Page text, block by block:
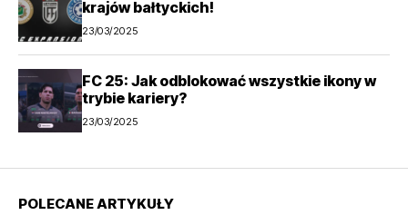
krajów bałtyckich!
23/03/2025
FC 25: Jak odblokować wszystkie ikony w
trybie kariery?
23/03/2025
POLECANE ARTYKUŁY